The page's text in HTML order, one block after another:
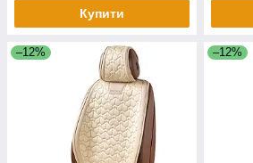
Купити
–12% –12%